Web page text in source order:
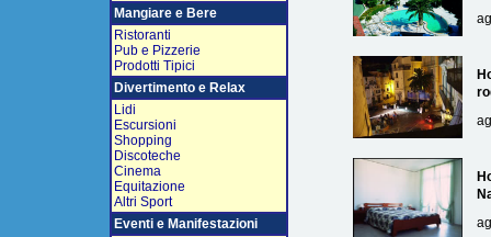
Mangiare e Bere
Ristoranti
Pub e Pizzerie
Prodotti Tipici
Divertimento e Relax
Lidi
Escursioni
Shopping
Discoteche
Cinema
Equitazione
Altri Sport
Eventi e Manifestazioni